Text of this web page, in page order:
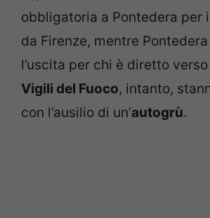
obbligatoria a Pontedera per
da Firenze, mentre
l’uscita per chi è diretto
Vigili del Fuoco, intanto,
con l’ausilio di un’autogrù.